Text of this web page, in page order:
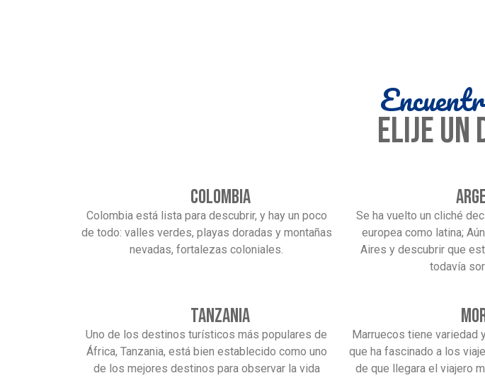
elije un
Colombia
Colombia está lista para descubrir, y hay un poco
de todo: valles verdes, playas doradas y montañas
nevadas, fortalezas coloniales.
Se ha vuelto un cliché
europea como latina;
Aires y descubrir que
todavía
Tanzania
Uno de los destinos turísticos más populares de
África, Tanzania, está bien establecido como uno
de los mejores destinos para observar la vida
Marruecos tiene variedad
que ha fascinado a los
de que llegara el viajero